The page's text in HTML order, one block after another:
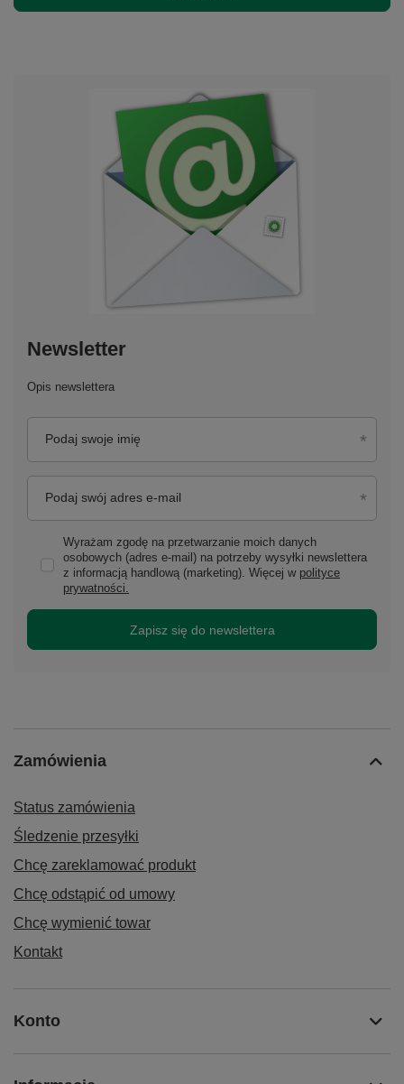
Newsletter
Opis newslettera
Podaj swoje imię
Podaj swój adres e-mail
Wyrażam zgodę na przetwarzanie moich danych
osobowych (adres e-mail) na potrzeby wysyłki newslettera
z informacją handlową (marketing). Więcej w polityce
prywatności.
Zapisz się do newslettera
Zamówienia
Status zamówienia
Śledzenie przesyłki
Chcę zareklamować produkt
Chcę odstąpić od umowy
Chcę wymienić towar
Kontakt
Konto